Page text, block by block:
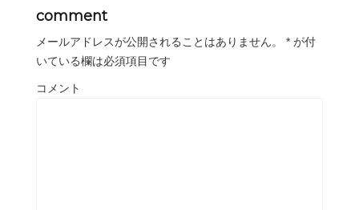
comment
メールアドレスが公開されることはありません。 * が付
いている欄は必須項目です
コメント